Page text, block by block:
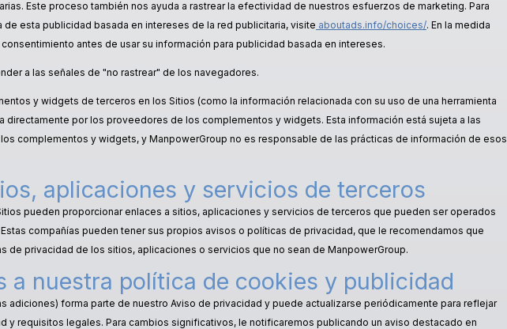
Este proceso también nos ayuda a rastrear la efectividad de nuestros esfuerzos de marketing. Para
esta publicidad basada en intereses de la red publicitaria, visite aboutads.info/choices/. En la medida
antes de usar su información para publicidad basada en intereses.
a las señales de "no rastrear" de los navegadores.
y widgets de terceros en los Sitios (como la información relacionada con su uso de una herramienta
directamente por los proveedores de los complementos y widgets. Esta información está sujeta a las
complementos y widgets, y ManpowerGroup no es responsable de las prácticas de información de esos
aplicaciones y servicios de terceros
pueden proporcionar enlaces a sitios, aplicaciones y servicios de terceros que pueden ser operados
compañías pueden tener sus propios avisos o políticas de privacidad, que le recomendamos que
de privacidad de los sitios, aplicaciones o servicios que no sean de ManpowerGroup.
a nuestra política de cookies y publicidad
adiciones) forma parte de nuestro Aviso de privacidad y puede actualizarse periódicamente para reflejar
y requisitos legales. Para cambios significativos, le notificaremos publicando un aviso destacado en